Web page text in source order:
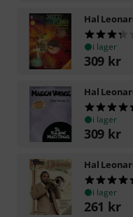
Hal
i lager
309 kr
Hal
i lager
309 kr
Hal
i lager
261 kr